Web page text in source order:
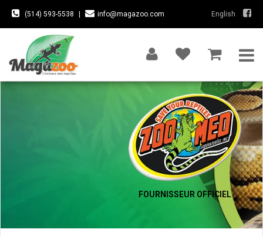
(514) 593-5538 info@magazoo.com English
FOURNISSEUR OFFICIEL